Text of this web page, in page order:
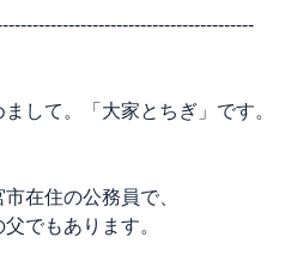
まして。「大家とちぎ」です。
在住の公務員で、
父でもあります。